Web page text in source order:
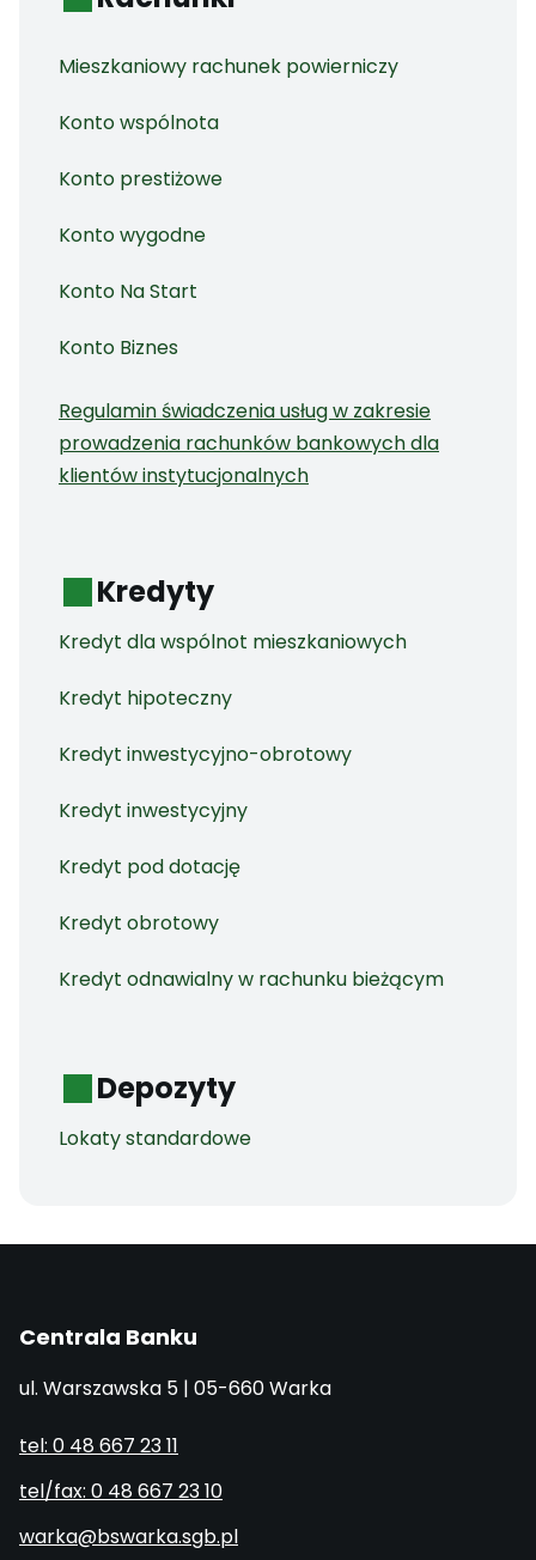
Mieszkaniowy rachunek powierniczy
Konto wspólnota
Konto prestiżowe
Konto wygodne
Konto Na Start
Konto Biznes
Regulamin świadczenia usług w zakresie
prowadzenia rachunków bankowych dla
klientów instytucjonalnych
Kredyty
Kredyt dla wspólnot mieszkaniowych
Kredyt hipoteczny
Kredyt inwestycyjno-obrotowy
Kredyt inwestycyjny
Kredyt pod dotację
Kredyt obrotowy
Kredyt odnawialny w rachunku bieżącym
Depozyty
Lokaty standardowe
Centrala Banku
ul. Warszawska 5 | 05-660 Warka
tel: 0 48 667 23 11
tel/fax: 0 48 667 23 10
warka@bswarka.sgb.pl